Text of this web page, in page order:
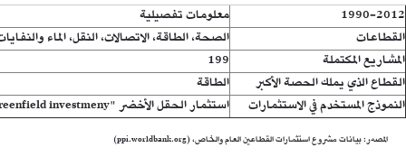
1990-2012
معلومات تفصيلية
القطاعات
الصحة، الطاقة، الاتصالات، النقل، الماء
المشاريع المكتملة
199
القطاع الذي يملك الحصة الأكبر
الطاقة
النموذج المستخدم في الاستثمارات
استثمار الحقل الأخضر "Greenfield investmeny"
المصدر: بيانات مشروع استثمارات القطاعين العام والخاص، (ppi.worldbank.org)